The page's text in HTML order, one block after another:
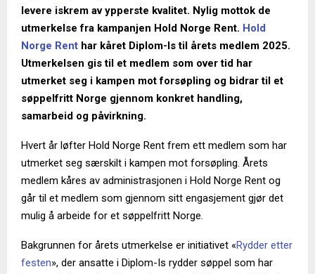
levere iskrem av ypperste kvalitet. Nylig mottok de
utmerkelse fra kampanjen Hold Norge Rent. Hold
Norge Rent har kåret Diplom-Is til årets medlem 2025.
Utmerkelsen gis til et medlem som over tid har
utmerket seg i kampen mot forsøpling og bidrar til et
søppelfritt Norge gjennom konkret handling,
samarbeid og påvirkning.
Hvert år løfter Hold Norge Rent frem ett medlem som har
utmerket seg særskilt i kampen mot forsøpling. Årets
medlem kåres av administrasjonen i Hold Norge Rent og
går til et medlem som gjennom sitt engasjement gjør det
mulig å arbeide for et søppelfritt Norge.
Bakgrunnen for årets utmerkelse er initiativet «Rydder etter
festen», der ansatte i Diplom-Is rydder søppel som har